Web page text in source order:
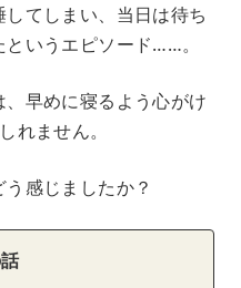
てしまい、当日は待ち
いうエピソード……。
早めに寝るよう心がけ
れません。
感じましたか？